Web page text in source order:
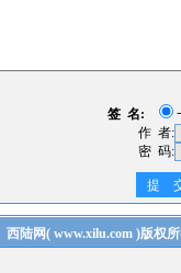
签 名:
作 者:
密 码:
提
西陆网( www.xilu.com)版权